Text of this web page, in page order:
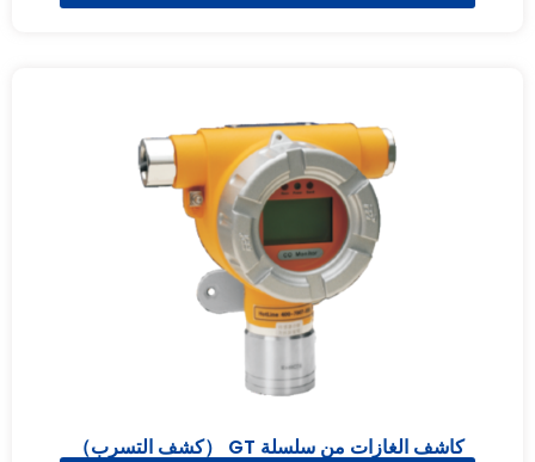
كاشف الغازات من سلسلة GT （كشف التسرب）